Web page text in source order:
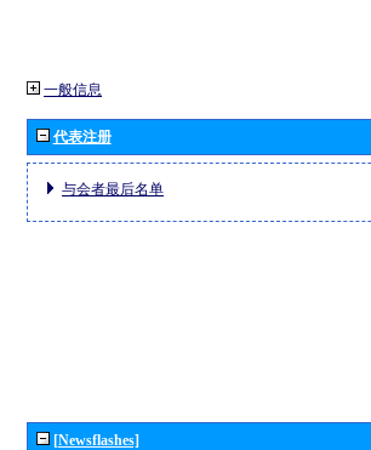
一般信息
代表注册
与会者最后名单
[Newsflashes]